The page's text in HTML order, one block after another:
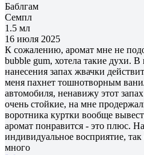
Баблгам
Семпл
1.5 мл
16 июля 2025
К сожалению, аромат мне не
bubble gum, хотела такие духи.
нанесения запах жвачки
меня пахнет тошнотворным
автомобиля, ненавижу этот
очень стойкие, на мне
воротника куртки вообще
аромат понравится - это плюс.
индивидуальное восприятие,
много